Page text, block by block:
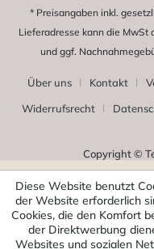
* Preisangaben inkl.
Lieferadresse kann die MwSt
und ggf.
Über uns Kontakt
Widerrufsrecht
Copyright ©
Diese Website benutzt
der Website erforderlich
Cookies, die den Komfort
der Direktwerbung
Websites und sozialen